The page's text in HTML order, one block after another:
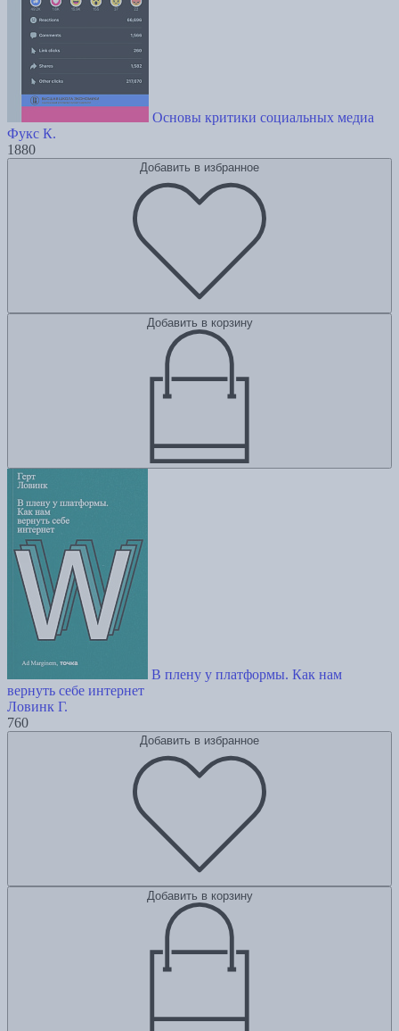
Основы критики социальных медиа
Фукс К.
1880
Добавить в избранное
Добавить в корзину
В плену у платформы. Как нам
вернуть себе интернет
Ловинк Г.
760
Добавить в избранное
Добавить в корзину